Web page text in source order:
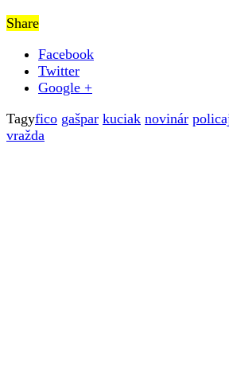
Share
Facebook
Twitter
Google +
Tagyfico gašpar kuciak novinár
vražda